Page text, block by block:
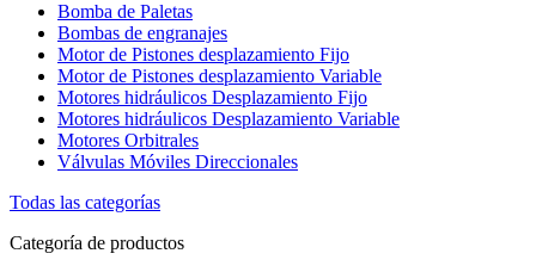
Bomba de Paletas
Bombas de engranajes
Motor de Pistones desplazamiento Fijo
Motor de Pistones desplazamiento Variable
Motores hidráulicos Desplazamiento Fijo
Motores hidráulicos Desplazamiento Variable
Motores Orbitrales
Válvulas Móviles Direccionales
Todas las categorías
Categoría de productos